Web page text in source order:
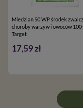
Miedzian 50 WP środek
choroby warzyw i owoców 100
Target
17,59 zł